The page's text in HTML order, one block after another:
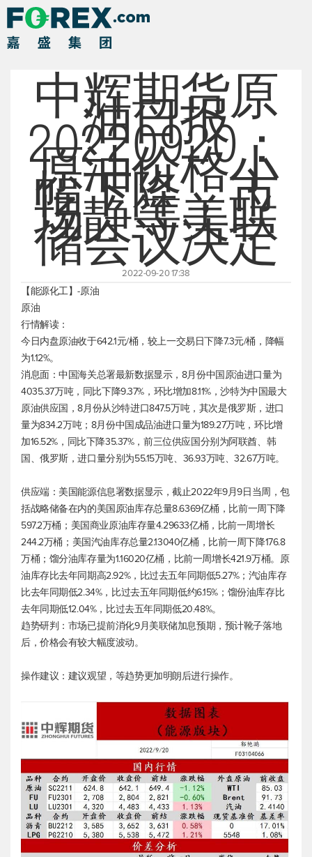
中辉期货原
油日报
20220920：
原油价格小
幅下降，市
场静等美联
储会议决定
2022-09-20 17:38
【能源化工】-原油
原油
行情解读：
今日内盘原油收于642.1元/桶，较上一交易日下降7.3元/桶，降幅
为1.12%。
消息面：中国海关总署最新数据显示，8月份中国原油进口量为
4035.37万吨，同比下降9.37%，环比增加8.11%，沙特为中国最大
原油供应国，8月份从沙特进口847.5万吨，其次是俄罗斯，进口
量为834.2万吨；8月份中国成品油进口量为189.27万吨，环比增
加16.52%，同比下降35.37%，前三位供应国分别为阿联酋、韩
国、俄罗斯，进口量分别为55.15万吨、36.93万吨、32.67万吨。
供应端：美国能源信息署数据显示，截止2022年9月9日当周，包
括战略储备在内的美国原油库存总量8.6369亿桶，比前一周下降
597.2万桶；美国商业原油库存量4.29633亿桶，比前一周增长
244.2万桶；美国汽油库存总量2.13040亿桶，比前一周下降176.8
万桶；馏分油库存量为1.16020亿桶，比前一周增长421.9万桶。原
油库存比去年同期高2.92%，比过去五年同期低5.27%；汽油库存
比去年同期低2.34%，比过去五年同期低约6.15%；馏份油库存比
去年同期低12.04%，比过去五年同期低20.48%。
趋势研判：市场已提前消化9月美联储加息预期，预计靴子落地
后，价格会有较大幅度波动。
操作建议：建议观望，等趋势更加明朗后进行操作。